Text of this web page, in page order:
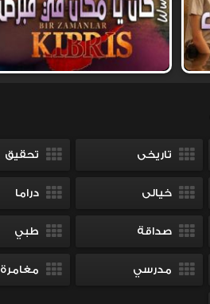
تاريخى تحقيق
خيالى دراما
صداقة طبي
مدرسي مغامرة